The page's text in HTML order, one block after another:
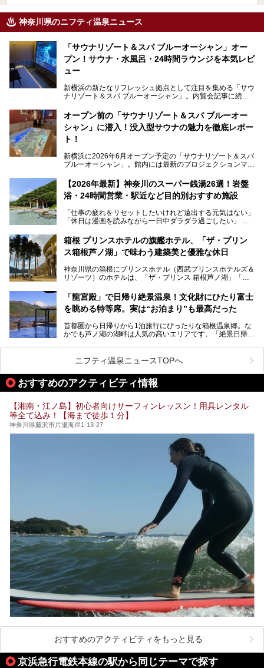
神奈川県のニフティ温泉ニュース
「サウナリゾート＆スパ ブルーオーシャン」オー
プン！サウナ・水風呂・24時間ラウンジを本気レビ
ュー
新横浜の新たなリフレッシュ拠点として注目を集める「サウ
ナリゾート＆スパ ブルーオーシャン」。内覧会記事に続
す。サウナや水風呂の気持ちよさはもちろん、リラックスス
ペースの過ごしやすさまで徹底チェック。新横浜エリアで日
常の疲れをリセットしたい人、ライブやスポーツ観戦遠征組
は必見です。
オープン前の「サウナリゾート＆スパ ブルーオー
シャン」に潜入！没入型サウナの魅力を徹底レポー
ト！
新横浜に2026年6月オープン予定の「サウナリゾート＆スパ
ブルーオーシャン」。館内には最新のプロジェクションマッ
的な“没入感（イマーシブ）”を体験できます。
今回は、そんな大注目の施設に一足先にお邪魔し、その全貌
を見学させていただきました！
サウナ室の中に咲き誇る桜、魚たちが泳ぐ水風呂、そしてバ
リのビーチを思わせる休憩スペース…。驚きの連続だった館
内の様子をレポートします！
【2026年最新】神奈川のスーパー銭湯26選！岩盤
浴・24時間営業・駅近など目的別おすすめ施設
「仕事の疲れをリセットしたいけれど遠出する元気はない」
「休日は漫画を読みながら一日中ダラダラ過ごしたい」
たい」
そんな「癒やされたい」という願いを叶えてくれるのが、神
神奈川県には、サウナや岩盤浴、一日中遊べるエンタメ施設
など、“非日常”を味わえるスーパー銭湯が数多く揃っていま
う」という人も多いはず。
そこで今回は、神奈川県内の人気施設26選を「安さ」「岩
業」「駅近」など、目的別に厳選して紹介します。
今の気分にぴったりの施設を見つけて、最高のリフレッシュ
箱根 プリンスホテルの旗艦ホテル、「ザ・プリン
ス箱根芦ノ湖」で味わう建築美と優雅な休日
神奈川県の箱根にプリンスホテル（西武プリンスホテルズ＆
リゾーツ）のホテルは、「ザ・プリンス 箱根芦ノ湖」「芦
「箱根仙石原プリンスホテル」と4軒あり、今回ご紹介する
「ザ・プリンス 箱根芦ノ湖」は、その中でもフラッグシッ
プ（旗艦）に位置づけられる特別なホテルです。
昭和の日本を代表する建築家の一人、村野藤吾が芦ノ湖の畔
に建てた桃源郷のようなホテルがここ。自家源泉の温泉や、
提供元：株式会社西武・プリンスホテルズワールドワイド
【PR】
この記事はザ・プリンス 箱根芦ノ湖のPR記事です。
「龍宮殿」で日帰り絶景温泉！文化財にひたり富士
を眺める特等席。実は“お泊まり”も最高だった
首都圏から日帰りから1泊旅行にぴったりな箱根温泉郷。な
かでも芦ノ湖の湖畔は人気の高いエリアです。「絶景日帰り
が楽しめるまさに眺望自慢の日帰り温泉。
そしてここは全24室の「箱根 芦ノ湖畔蛸川温泉 龍宮殿」と
して宿泊もできます。宿泊者は「龍宮殿本館」の営業時間に
加えて、朝6時からの宿泊者専用時間帯にも「龍宮殿本館」
のお風呂が利用できます。
今回は日帰り温泉としての「絶景日帰り温泉 龍宮殿本館
（以下、龍宮殿本館）」と、旅館としての「箱根 芦ノ湖畔
蛸川温泉 龍宮殿（以下、龍宮殿）」の両方の魅力をたっぷ
りお伝えします！
ここは箱根神社、九頭龍神社、白龍神社、箱根元宮と箱根の
4つの神社に囲まれたパワースポットです。
提供元：株式会社西武・プリンスホテルズワールドワイド
この記事は箱根 芦ノ湖畔蛸川温泉 龍宮殿のPR記事です。
ニフティ温泉ニュースTOPへ
おすすめのアクティビティ情報
【湘南・江ノ島】初心者向けサーフィンレッスン！用具レンタル
等全て込み！【海まで徒歩１分】
神奈川県藤沢市片瀬海岸1-13-27
おすすめのアクティビティをもっと見る
京浜急行電鉄本線の駅から同じテーマで探す